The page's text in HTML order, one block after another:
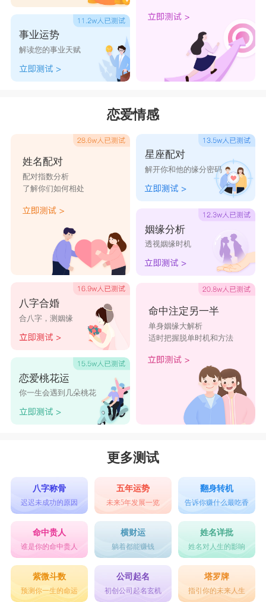
事业运势
解读您的事业天赋
恋爱情感
姓名配对
配对指数分析
了解你们如何相处
八字合婚
合八字，测姻缘
恋爱桃花运
你一生会遇到几朵桃花
星座配对
解开你和他的缘分密码
姻缘分析
透视姻缘时机
命中注定另一半
单身姻缘大解析
适时把握脱单时机和方法
更多测试
八字称骨
迟迟未成功的原因
五年运势
未来5年发展一览
翻身转机
告诉你赚什么最吃香
命中贵人
谁是你的命中贵人
横财运
躺着都能赚钱
姓名详批
姓名对人生的影响
紫微斗数
预测你一生的命运
公司起名
初创公司起名玄机
塔罗牌
指引你的未来人生